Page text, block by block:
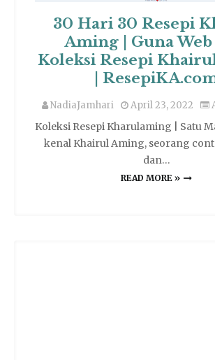
30 Hari 30 Resepi
Aming | Guna
Koleksi Resepi
|
NadiaJamhari April 23, 2022
Koleksi Resepi Kharulaming | Satu
kenal Khairul Aming, seorang
dan…
READ MORE »